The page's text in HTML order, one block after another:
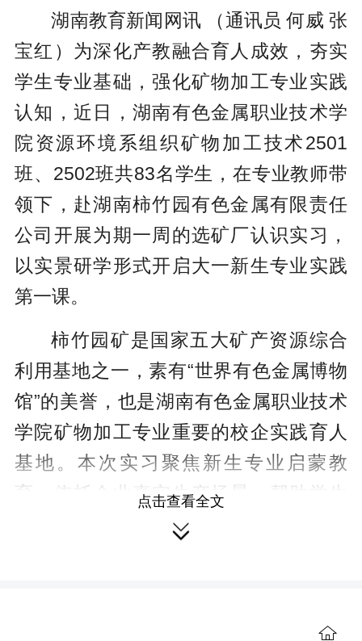
湖南教育新闻网讯 （通讯员 何威 张
宝红）为深化产教融合育人成效，夯实
学生专业基础，强化矿物加工专业实践
认知，近日，湖南有色金属职业技术学
院资源环境系组织矿物加工技术2501
班、2502班共83名学生，在专业教师带
领下，赴湖南柿竹园有色金属有限责任
公司开展为期一周的选矿厂认识实习，
以实景研学形式开启大一新生专业实践
第一课。
柿竹园矿是国家五大矿产资源综合
利用基地之一，素有“世界有色金属博物
馆”的美誉，也是湖南有色金属职业技术
学院矿物加工专业重要的校企实践育人
基地。本次实习聚焦新生专业启蒙教
育，依托企业真实生产场景，帮助学生
跳出书本理论、直面行业一线，快速建
点击查看全文
